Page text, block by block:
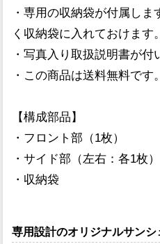
・専用の収納袋が付属し
く収納袋に入れておけます。
・写真入り取扱説明書が付
・この商品は送料無料です。
【構成部品】
・フロント部（1枚）
・サイド部（左右：各1枚）
・収納袋
専用設計のオリジナルサンシ